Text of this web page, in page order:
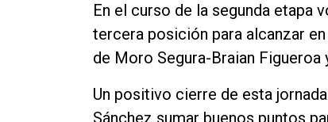
En el curso de la segunda etapa
tercera posición para alcanzar
de Moro Segura-Braian
Un positivo cierre de esta